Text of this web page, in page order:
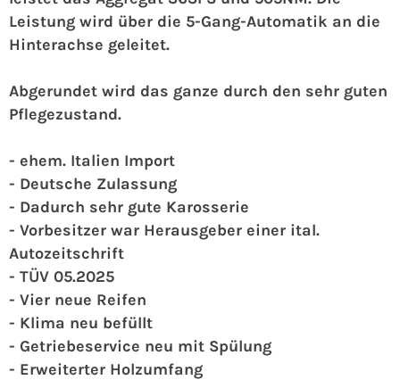
Leistung wird über die 5-Gang-Automatik an die
Hinterachse geleitet.
Abgerundet wird das ganze durch den sehr guten
Pflegezustand.
- ehem. Italien Import
- Deutsche Zulassung
- Dadurch sehr gute Karosserie
- Vorbesitzer war Herausgeber einer ital.
Autozeitschrift
- TÜV 05.2025
- Vier neue Reifen
- Klima neu befüllt
- Getriebeservice neu mit Spülung
- Erweiterter Holzumfang